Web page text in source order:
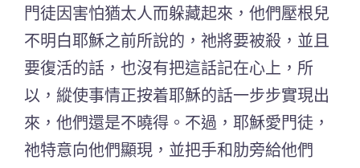
門徒因害怕猶太人而躲藏起來，他們壓根兒
不明白耶穌之前所說的，祂將要被殺，並且
要復活的話，也沒有把這話記在心上，所
以，縱使事情正按着耶穌的話一步步實現出
來，他們還是不曉得。不過，耶穌愛門徒，
祂特意向他們顯現，並把手和肋旁給他們